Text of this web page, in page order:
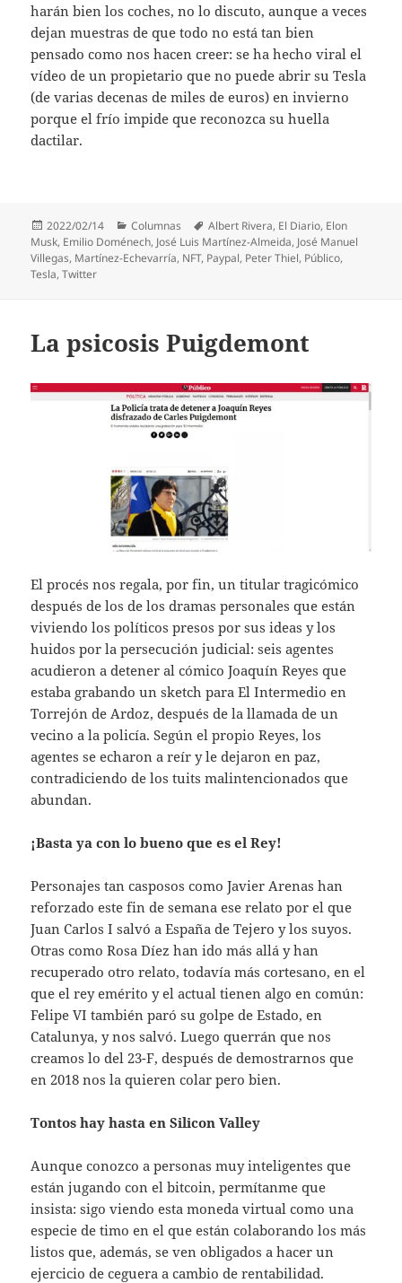
harán bien los coches, no lo discuto, aunque a veces
dejan muestras de que todo no está tan bien
pensado como nos hacen creer: se ha hecho viral el
vídeo de un propietario que no puede abrir su Tesla
(de varias decenas de miles de euros) en invierno
porque el frío impide que reconozca su huella
dactilar.
Publicado
el
2022/02/14 Categorías
Columnas Etiquetas
Albert Rivera, El Diario, Elon
Musk, Emilio Doménech, José Luis Martínez-Almeida, José Manuel
Villegas, Martínez-Echevarría, NFT, Paypal, Peter Thiel, Público,
Tesla,Twitter
La psicosis Puigdemont
El procés nos regala, por fin, un titular tragicómico
después de los de los dramas personales que están
viviendo los políticos presos por sus ideas y los
huidos por la persecución judicial: seis agentes
acudieron a detener al cómico Joaquín Reyes que
estaba grabando un sketch para El Intermedio en
Torrejón de Ardoz, después de la llamada de un
vecino a la policía. Según el propio Reyes, los
agentes se echaron a reír y le dejaron en paz,
contradiciendo de los tuits malintencionados que
abundan.
¡Basta ya con lo bueno que es el Rey!
Personajes tan casposos como Javier Arenas han
reforzado este fin de semana ese relato por el que
Juan Carlos I salvó a España de Tejero y los suyos.
Otras como Rosa Díez han ido más allá y han
recuperado otro relato, todavía más cortesano, en el
que el rey emérito y el actual tienen algo en común:
Felipe VI también paró su golpe de Estado, en
Catalunya, y nos salvó. Luego querrán que nos
creamos lo del 23-F, después de demostrarnos que
en 2018 nos la quieren colar pero bien.
Tontos hay hasta en Silicon Valley
Aunque conozco a personas muy inteligentes que
están jugando con el bitcoin, permítanme que
insista: sigo viendo esta moneda virtual como una
especie de timo en el que están colaborando los más
listos que, además, se ven obligados a hacer un
ejercicio de ceguera a cambio de rentabilidad.